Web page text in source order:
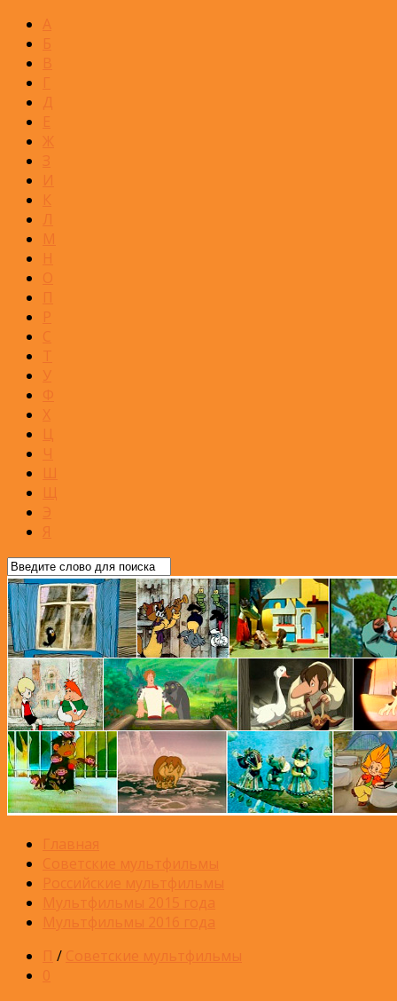
А
Б
В
Г
Д
Е
Ж
З
И
К
Л
М
Н
О
П
Р
С
Т
У
Ф
Х
Ц
Ч
Ш
Щ
Э
Я
Главная
Советские мультфильмы
Российские мультфильмы
Мультфильмы 2015 года
Мультфильмы 2016 года
П / Советские мультфильмы
0